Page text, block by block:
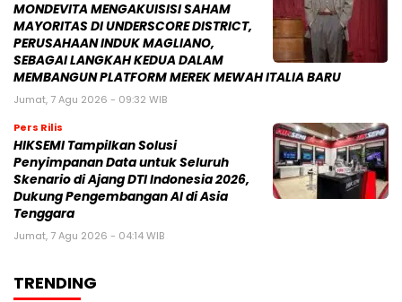
MONDEVITA MENGAKUISISI SAHAM
MAYORITAS DI UNDERSCORE DISTRICT,
PERUSAHAAN INDUK MAGLIANO,
SEBAGAI LANGKAH KEDUA DALAM
MEMBANGUN PLATFORM MEREK MEWAH ITALIA BARU
Jumat, 7 Agu 2026 - 09:32 WIB
Pers Rilis
HIKSEMI Tampilkan Solusi
Penyimpanan Data untuk Seluruh
Skenario di Ajang DTI Indonesia 2026,
Dukung Pengembangan AI di Asia
Tenggara
Jumat, 7 Agu 2026 - 04:14 WIB
TRENDING